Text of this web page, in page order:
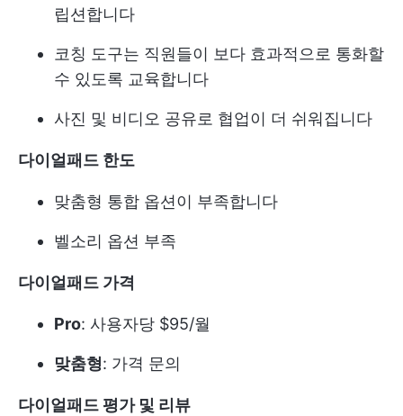
립션합니다
코칭 도구는 직원들이 보다 효과적으로 통화할
수 있도록 교육합니다
사진 및 비디오 공유로 협업이 더 쉬워집니다
다이얼패드 한도
맞춤형 통합 옵션이 부족합니다
벨소리 옵션 부족
다이얼패드 가격
Pro: 사용자당 $95/월
맞춤형: 가격 문의
다이얼패드 평가 및 리뷰